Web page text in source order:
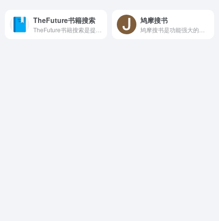
TheFuture书籍搜索 鸠摩搜书